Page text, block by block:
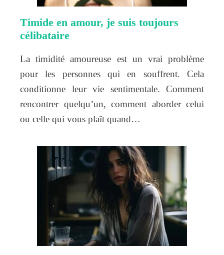
Timide en amour, je suis toujours
célibataire
La timidité amoureuse est un vrai problème
pour les personnes qui en souffrent. Cela
conditionne leur vie sentimentale. Comment
rencontrer quelqu’un, comment aborder celui
ou celle qui vous plaît quand…